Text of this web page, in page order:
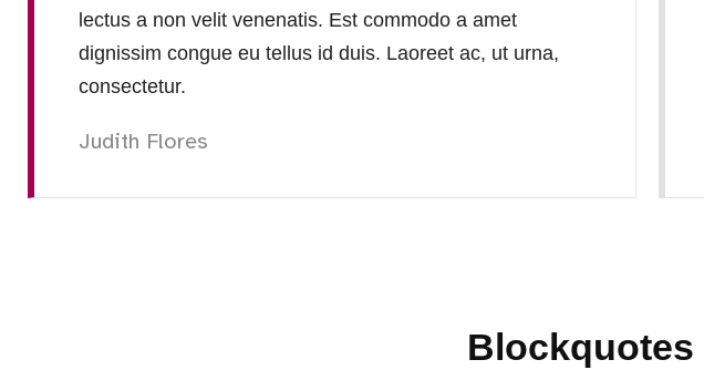
lectus a non velit venenatis. Est commodo a amet
dignissim congue eu tellus id duis. Laoreet ac, ut urna,
consectetur.
Judith Flores
Blockquotes